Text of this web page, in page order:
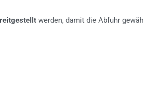
werden, damit die Abfuhr